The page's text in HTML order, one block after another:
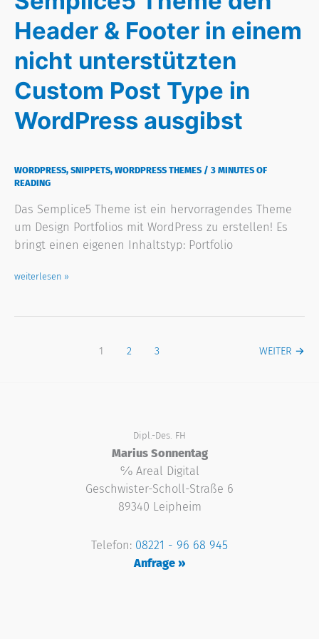
Header & Footer in einem
nicht unterstützten
Custom Post Type in
WordPress ausgibst
WORDPRESS, SNIPPETS, WORDPRESS THEMES/ 3 MINUTES OF
READING
Das Semplice5 Theme ist ein hervorragendes Theme
um Design Portfolios mit WordPress zu erstellen! Es
bringt einen eigenen Inhaltstyp: Portfolio
Custom
Post
WordPress
ausgibst
weiterlesen »
1 2 3 WEITER →
Dipl.-Des. FH
Marius Sonnentag
℅ Areal Digital
Geschwister-Scholl-Straße 6
89340 Leipheim
Telefon: 08221 - 96 68 945
Anfrage »